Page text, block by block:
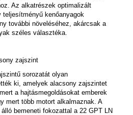
Az alkatrészek optimalizált
kenőanyagok
további növeléséhez, akárcsak a
széles választéka.
zajszint
sorozatát olyan
ki, amelyek alacsony zajszintet
a hajtásmegoldásokat emberek
mert több motort alkalmaznak. A
bemeneti fokozattal a 22 GPT LN